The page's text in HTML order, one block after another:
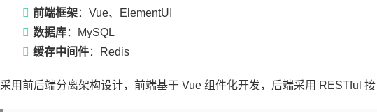
前端框架：Vue、ElementUI
数据库：MySQL
缓存中间件：Redis
采用前后端分离架构设计，前端基于 Vue 组件化开发，后端采用 RESTful